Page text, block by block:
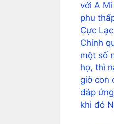
với A
phu
Cực
Chính
một số
họ, thì
giờ con
đáp
khi đó